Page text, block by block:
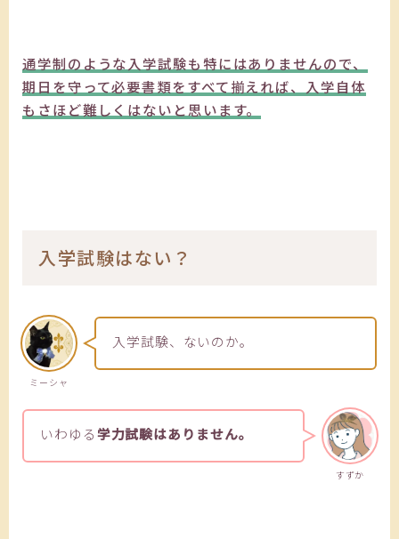
通学制のような入学試験も特にはありませんので、
期日を守って必要書類をすべて揃えれば、入学自体
もさほど難しくはないと思います。
入学試験はない？
ミーシャ
入学試験、ないのか。
すずか
いわゆる学力試験はありません。